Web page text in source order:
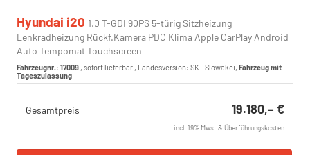
Hyundai i20 1.0 T-GDI 90PS 5-türig Sitzheizung
Lenkradheizung Rückf.Kamera PDC Klima Apple CarPlay Android
Auto Tempomat Touchscreen
Fahrzeugnr.: 17009 , sofort lieferbar , Landesversion: SK - Slowakei, Fahrzeug mit
Tageszulassung
Gesamtpreis 19.180,– €
incl. 19% Mwst & Überführungskosten